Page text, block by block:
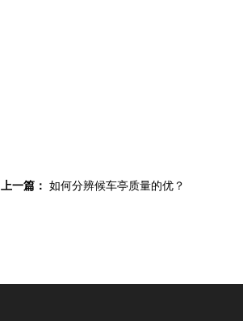
上一篇： 如何分辨候车亭质量的优？